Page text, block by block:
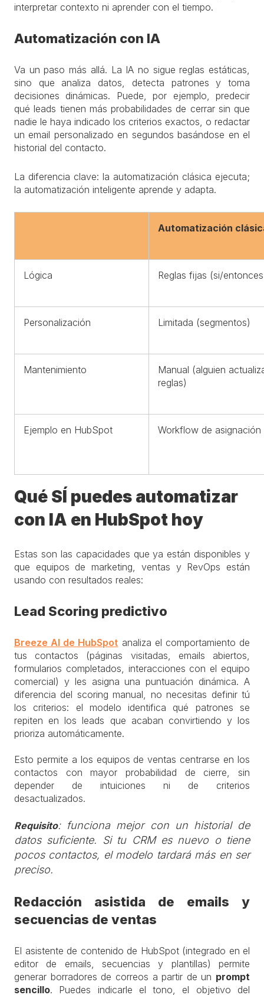
interpretar contexto ni aprender con el tiempo.
Automatización con IA
Va un paso más allá. La IA no sigue reglas estáticas,
sino que analiza datos, detecta patrones y toma
decisiones dinámicas. Puede, por ejemplo, predecir
qué leads tienen más probabilidades de cerrar sin que
nadie le haya indicado los criterios exactos, o redactar
un email personalizado en segundos basándose en el
historial del contacto.
La diferencia clave: la automatización clásica ejecuta;
la automatización inteligente aprende y adapta.
Automatización
Lógica Reglas fijas (si/
Personalización Limitada (segmentos)
Mantenimiento
Manual (alguien
reglas)
Ejemplo en HubSpot Workflow de asignación
Qué SÍ puedes automatizar
con IA en HubSpot hoy
Estas son las capacidades que ya están disponibles y
que equipos de marketing, ventas y RevOps están
usando con resultados reales:
Lead Scoring predictivo
Breeze AI de HubSpot analiza el comportamiento de
tus contactos (páginas visitadas, emails abiertos,
formularios completados, interacciones con el equipo
comercial) y les asigna una puntuación dinámica. A
diferencia del scoring manual, no necesitas definir tú
los criterios: el modelo identifica qué patrones se
repiten en los leads que acaban convirtiendo y los
prioriza automáticamente.
Esto permite a los equipos de ventas centrarse en los
contactos con mayor probabilidad de cierre, sin
depender de intuiciones ni de criterios
desactualizados.
Requisito: funciona mejor con un historial de
datos suficiente. Si tu CRM es nuevo o tiene
pocos contactos, el modelo tardará más en ser
preciso.
Redacción asistida de emails y
secuencias de ventas
El asistente de contenido de HubSpot (integrado en el
editor de emails, secuencias y plantillas) permite
generar borradores de correos a partir de un prompt
sencillo. Puedes indicarle el tono, el objetivo del